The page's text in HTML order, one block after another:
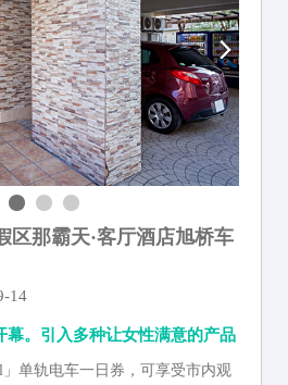
区那霸天·客厅酒店旭桥车
14
幕。引入多种让女性满意的产品
单轨电车一日券，可享受市内观